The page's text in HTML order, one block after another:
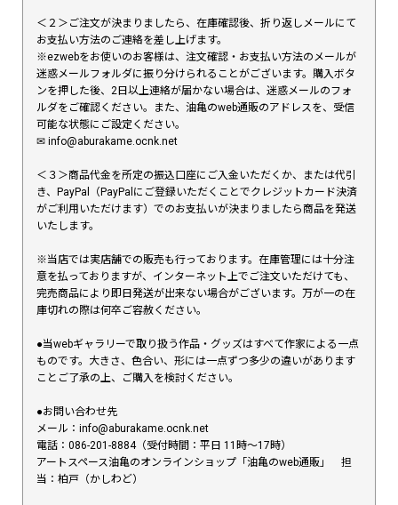
＜２＞ご注文が決まりましたら、在庫確認後、折り返しメールにて
お支払い方法のご連絡を差し上げます。
※ezwebをお使いのお客様は、注文確認・お支払い方法のメールが
迷惑メールフォルダに振り分けられることがございます。購入ボタ
ンを押した後、2日以上連絡が届かない場合は、迷惑メールのフォ
ルダをご確認ください。また、油亀のweb通販のアドレスを、受信
可能な状態にご設定ください。
✉︎ info@aburakame.ocnk.net
＜３＞商品代金を所定の振込口座にご入金いただくか、または代引
き、PayPal（PayPalにご登録いただくことでクレジットカード決済
がご利用いただけます）でのお支払いが決まりましたら商品を発送
いたします。
※当店では実店舗での販売も行っております。在庫管理には十分注
意を払っておりますが、インターネット上でご注文いただけても、
完売商品により即日発送が出来ない場合がございます。万が一の在
庫切れの際は何卒ご容赦ください。
●当webギャラリーで取り扱う作品・グッズはすべて作家による一点
ものです。大きさ、色合い、形には一点ずつ多少の違いがあります
ことご了承の上、ご購入を検討ください。
●お問い合わせ先
メール：info@aburakame.ocnk.net
電話：086-201-8884（受付時間：平日 11時〜17時）
アートスペース油亀のオンラインショップ「油亀のweb通販」 担
当：柏戸（かしわど）